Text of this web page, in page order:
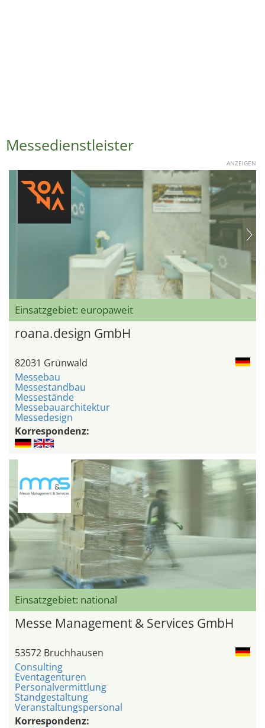
Messedienstleister
ANZEIGEN
Einsatzgebiet: europaweit
roana.design GmbH
82031 Grünwald
Messebau
Messestandbau
Messestände
Messebauarchitektur
Messedesign
Korrespondenz:
Einsatzgebiet: national
Messe Management & Services GmbH
53572 Bruchhausen
Consulting
Eventagenturen
Personalvermittlung
Standgestaltung
Veranstaltungspersonal
Korrespondenz: